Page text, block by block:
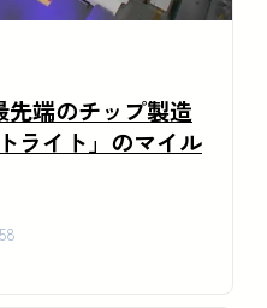
端のチップ製造
ライト」のマイル